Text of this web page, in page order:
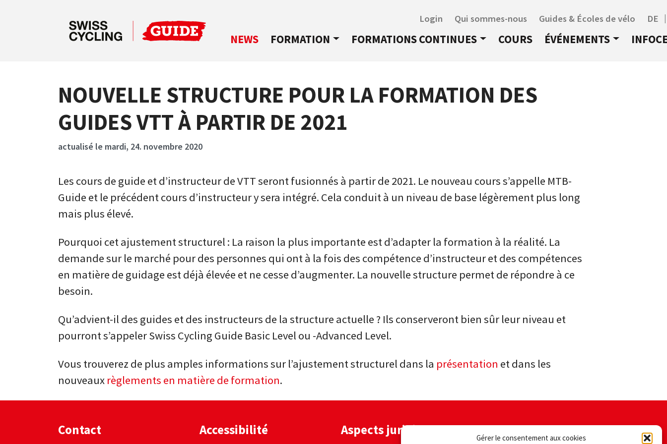
Gérer le consentement aux cookies
NEWS FORMATION FORMATIONS CONTINUES COURS ÉVÉNEMENTS
Login Qui sommes-nous Guides & Écoles de vélo DE
NOUVELLE STRUCTURE POUR LA FORMATION DES
GUIDES VTT À PARTIR DE 2021
actualisé le mardi, 24. novembre 2020
Les cours de guide et d’instructeur de VTT seront fusionnés à partir de 2021. Le nouveau cours s’appelle MTB-
Guide et le précédent cours d’instructeur y sera intégré. Cela conduit à un niveau de base légèrement plus long
mais plus élevé.
Pourquoi cet ajustement structurel : La raison la plus importante est d’adapter la formation à la réalité. La
demande sur le marché pour des personnes qui ont à la fois des compétence d’instructeur et des compétences
en matière de guidage est déjà élevée et ne cesse d’augmenter. La nouvelle structure permet de répondre à ce
besoin.
Qu’advient-il des guides et des instructeurs de la structure actuelle ? Ils conserveront bien sûr leur niveau et
pourront s’appeler Swiss Cycling Guide Basic Level ou -Advanced Level.
Vous trouverez de plus amples informations sur l’ajustement structurel dans la présentation et dans les
nouveaux règlements en matière de formation.
Contact Accessibilité Aspects juridiques